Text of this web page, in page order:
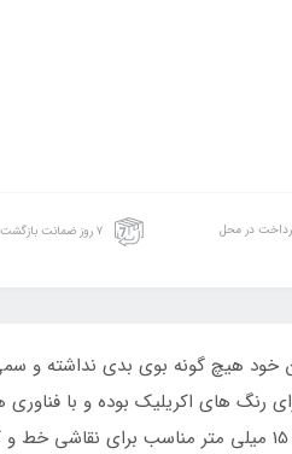
در محل ۷ روز ضمانت بازگشت
خود هیچ گونه بوی بدی نداشته
های اکریلیک بوده و با فناوری
راحتی بعد از باز شدن و استفاده همانند یک قلمو و رنگ اکرلیک عمل می کند.ماژیک